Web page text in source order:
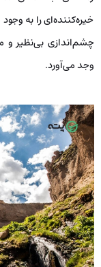
خیره‌کننده‌ای را به
چشم‌اندازی بی‌نظیر و
وجد می‌آورد.